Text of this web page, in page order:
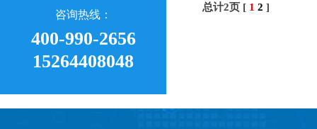
咨询热线：
400-990-2656
15264408048
总计2页 [ 1 2 ]